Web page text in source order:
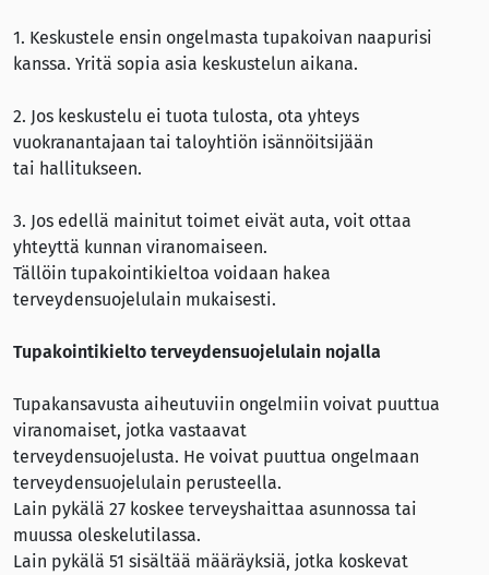
1. Keskustele ensin ongelmasta tupakoivan naapurisi
kanssa. Yritä sopia asia keskustelun aikana.
2. Jos keskustelu ei tuota tulosta, ota yhteys
vuokranantajaan tai taloyhtiön isännöitsijään
tai hallitukseen.
3. Jos edellä mainitut toimet eivät auta, voit ottaa
yhteyttä kunnan viranomaiseen.
Tällöin tupakointikieltoa voidaan hakea
terveydensuojelulain mukaisesti.
Tupakointikielto terveydensuojelulain nojalla
Tupakansavusta aiheutuviin ongelmiin voivat puuttua
viranomaiset, jotka vastaavat
terveydensuojelusta. He voivat puuttua ongelmaan
terveydensuojelulain perusteella.
Lain pykälä 27 koskee terveyshaittaa asunnossa tai
muussa oleskelutilassa.
Lain pykälä 51 sisältää määräyksiä, jotka koskevat